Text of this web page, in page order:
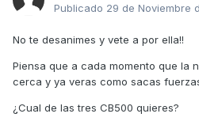
Publicado 29 de Noviembre
No te desanimes y vete a por ella!!
Piensa que a cada momento que la
cerca y ya veras como sacas
¿Cual de las tres CB500 quieres?